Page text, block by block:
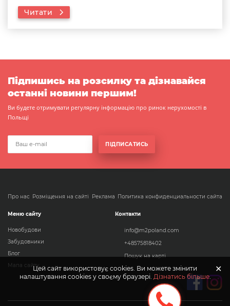
Читати
Підпишись на розсилку та дізнавайся
останні новини першим!
Ви будете отримувати регулярну інформацію про ринок нерухомості в
Польщі
ПІДПИСАТИСЬ
Про нас Розміщення на сайті Реклама Политика конфиденциальности сайта
Меню сайту
Новобудови
Забудовники
Блог
Мапа сайту
Контакти
info@m2poland.com
+48575818402
Пошук на карті
Цей сайт використовує cookies. Ви можете змінити
налаштування cookies у своєму браузері. Дізнатись більше.
✕